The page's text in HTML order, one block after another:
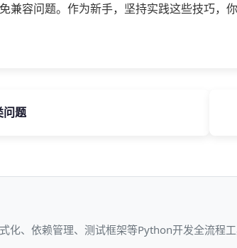
兼容问题。作为新手，坚持实践这些技巧
问题
化、依赖管理、测试框架等Python开发全流程